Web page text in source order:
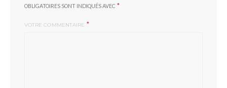
OBLIGATOIRES SONT INDIQUÉS AVEC *
VOTRE COMMENTAIRE *